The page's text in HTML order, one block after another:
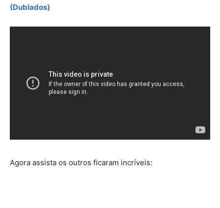
(Dublados)
Agora assista os outros ficaram incríveis: